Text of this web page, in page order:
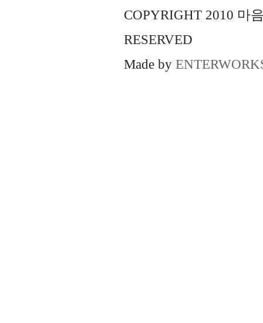
COPYRIGHT 2010 마
RESERVED
Made by